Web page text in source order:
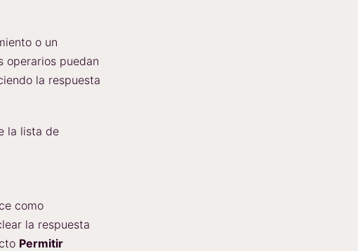
o un
operarios puedan
la respuesta
la lista de
como
la respuesta
Permitir